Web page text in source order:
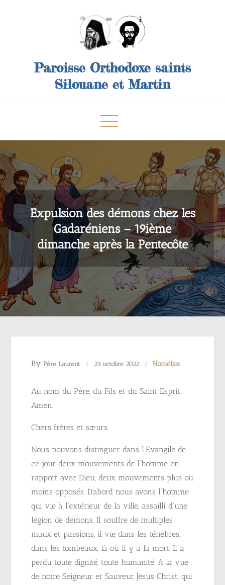
Paroisse Orthodoxe saints
Silouane et Martin
Expulsion des démons chez les
Gadaréniens – 19ième
dimanche après la Pentecôte
ByPère Laurent 23 octobre 2022 Homélies
Au nom du Père, du Fils et du Saint Esprit.
Amen.
Chers frères et sœurs,
Nous pouvons distinguer dans l’Evangile de
ce jour deux mouvements de l’homme en
rapport avec Dieu, deux mouvements plus ou
moins opposés. D’abord nous avons l’homme
qui vie à l’extérieur de la ville, assailli d’une
légion de démons. Il souffre de multiples
maux et passions, il vie dans les ténèbres,
dans les tombeaux, là où il y a la mort. Il a
perdu toute dignité, toute humanité. A la vue
de notre Seigneur et Sauveur Jésus Christ, qui